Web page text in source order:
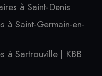
à Saint-Denis
à Saint-Germain-en-
à Sartrouville | KBB